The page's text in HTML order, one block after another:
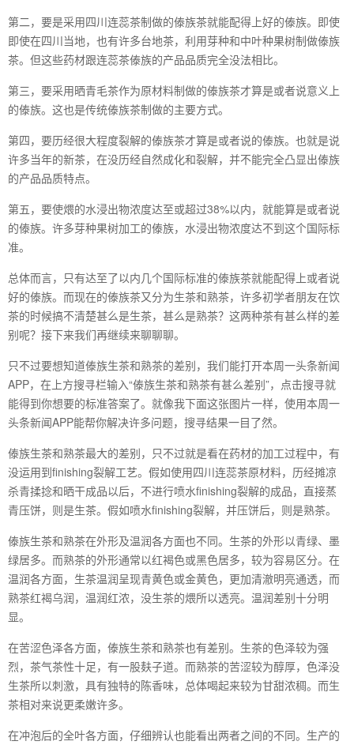
第二，要是采用四川连蕊茶制做的傣族茶就能配得上好的傣族。即使
即使在四川当地，也有许多台地茶，利用芽种和中叶种果树制做傣族
茶。但这些药材跟连蕊茶傣族的产品品质完全没法相比。
第三，要采用晒青毛茶作为原材料制做的傣族茶才算是或者说意义上
的傣族。这也是传统傣族茶制做的主要方式。
第四，要历经很大程度裂解的傣族茶才算是或者说的傣族。也就是说
许多当年的新茶，在没历经自然成化和裂解，并不能完全凸显出傣族
的产品品质特点。
第五，要使煨的水浸出物浓度达至或超过38%以内，就能算是或者说
的傣族。许多芽种果树加工的傣族，水浸出物浓度达不到这个国际标
准。
总体而言，只有达至了以内几个国际标准的傣族茶就能配得上或者说
好的傣族。而现在的傣族茶又分为生茶和熟茶，许多初学者朋友在饮
茶的时候搞不清楚甚么是生茶，甚么是熟茶？这两种茶有甚么样的差
别呢？接下来我们再继续来聊聊聊。
只不过要想知道傣族生茶和熟茶的差别，我们能打开本周一头条新闻
APP，在上方搜寻栏输入“傣族生茶和熟茶有甚么差别”，点击搜寻就
能得到你想要的标准答案了。就像我下面这张图片一样，使用本周一
头条新闻APP能帮你解决许多问题，搜寻结果一目了然。
傣族生茶和熟茶最大的差别，只不过就是看在药材的加工过程中，有
没运用到finishing裂解工艺。假如使用四川连蕊茶原材料，历经摊凉
杀青揉捻和晒干成品以后，不进行喷水finishing裂解的成品，直接蒸
青压饼，则是生茶。假如喷水finishing裂解，并压饼后，则是熟茶。
傣族生茶和熟茶在外形及温润各方面也不同。生茶的外形以青绿、墨
绿居多。而熟茶的外形通常以红褐色或黑色居多，较为容易区分。在
温润各方面，生茶温润呈现青黄色或金黄色，更加清澈明亮通透，而
熟茶红褐乌润，温润红浓，没生茶的煨所以透亮。温润差别十分明
显。
在苦涩色泽各方面，傣族生茶和熟茶也有差别。生茶的色泽较为强
烈，茶气茶性十足，有一股麸子道。而熟茶的苦涩较为醇厚，色泽没
生茶所以刺激，具有独特的陈香味，总体喝起来较为甘甜浓稠。而生
茶相对来说更柔嫩许多。
在冲泡后的全叶各方面，仔细辨认也能看出两者之间的不同。生产的